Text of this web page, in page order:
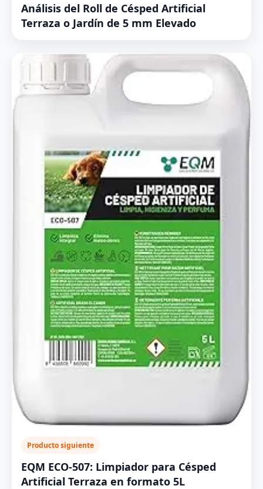
Análisis del Roll de Césped Artificial
Terraza o Jardín de 5 mm Elevado
Producto siguiente
EQM ECO-507: Limpiador para Césped
Artificial Terraza en formato 5L